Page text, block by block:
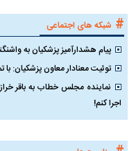
# شبکه های اجتماعی
پیام هشدارآمیز پزشکیان به
توئیت معنادار معاون پزشکیان: با
نماینده مجلس خطاب به باقر
اجرا کنم!